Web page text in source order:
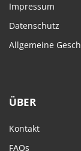
Impressum
Datenschutz
Allgemeine
ÜBER
Kontakt
FAQs